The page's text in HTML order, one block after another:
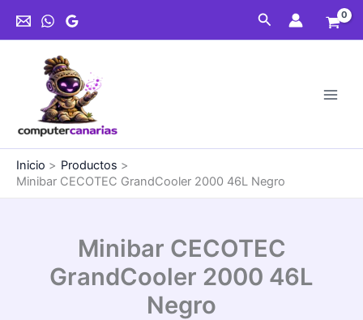
Buscar
Inicio
Productos
Minibar CECOTEC GrandCooler 2000 46L Negro
Minibar CECOTEC
GrandCooler 2000 46L
Negro